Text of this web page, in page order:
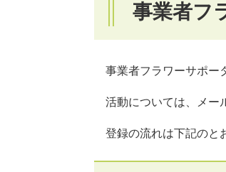
事業者フ
事業者フラワーサポー
活動については、メー
登録の流れは下記のと